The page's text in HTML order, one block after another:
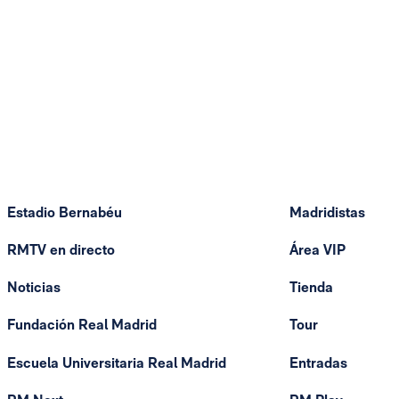
Estadio Bernabéu
RMTV en directo
Noticias
Fundación Real Madrid
Escuela Universitaria Real Madrid
Madridistas
Área VIP
Tienda
Tour
Entradas